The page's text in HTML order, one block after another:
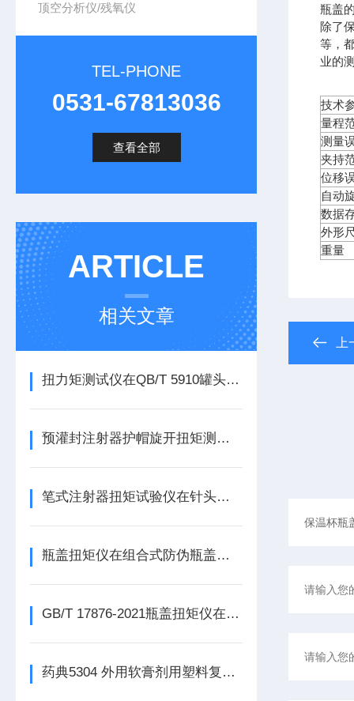
顶空分析仪/残氧仪
TEL-PHONE
0531-67813036
查看全部
ARTICLE
相关文章
扭力矩测试仪在QB/T 5910罐头食品容器用螺纹旋开盖开启性测试中的应用方案
预灌封注射器护帽旋开扭矩测试仪的原理与应用方案
笔式注射器扭矩试验仪在针头适配性与扭矩性能检测中的应用方案
瓶盖扭矩仪在组合式防伪瓶盖质量控制中的解决方案
GB/T 17876-2021瓶盖扭矩仪在化妆品行业的应用
药典5304 外用软膏剂用塑料复合管检测项目有哪些
瓶盖
除了
等，
业的
技术
量程
测量
夹持
位移
自动
数据
外形
重量